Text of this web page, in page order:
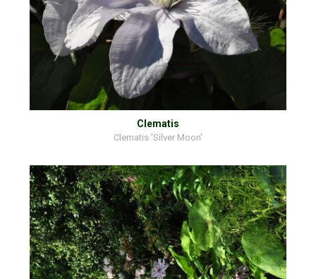
Clematis
Clematis 'Silver Moon'